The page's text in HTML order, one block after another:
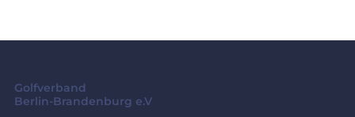
Golfverband
Berlin-Brandenburg e.V